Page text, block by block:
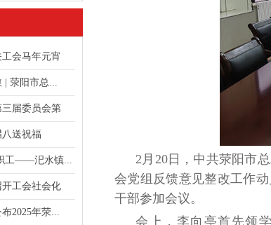
会马年元宵
| 荥阳市总...
届委员会第
送祝福
工——汜水镇...
工会社会化
2025年荥...
2月20日，中共荥阳市
会党组反馈意见整改工作
干部参加会议。
会上，李向亭首先领